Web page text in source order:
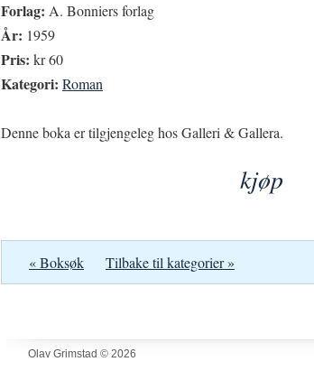
Forlag: A. Bonniers forlag
År: 1959
Pris: kr 60
Kategori: Roman
Denne boka er tilgjengeleg hos Galleri & Gallera.
kjøp
« Boksøk Tilbake til kategorier »
Olav Grimstad © 2026